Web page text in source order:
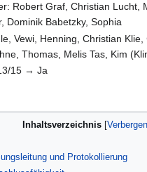
Robert Graf, Christian Lucht,
Dominik Babetzky, Sophia
Vewi, Henning, Christian
Thomas, Melis Tas, Kim
15 → Ja
Inhaltsverzeichnis
und Protokollierung